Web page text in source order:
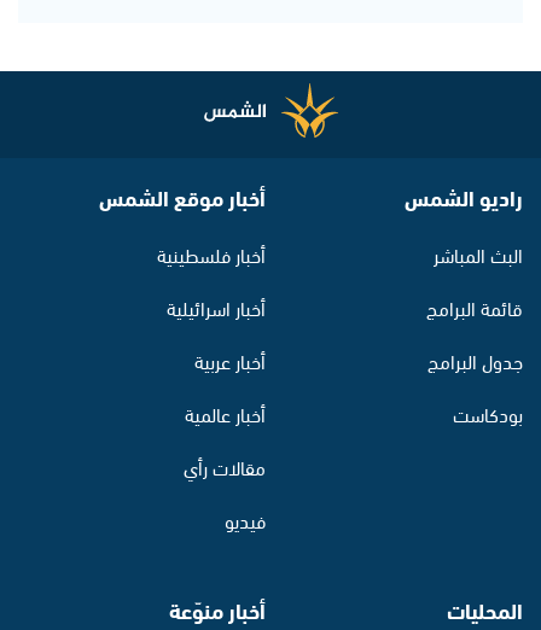
راديو الشمس
البث المباشر
قائمة البرامج
جدول البرامج
بودكاست
أخبار موقع الشمس
أخبار فلسطينية
أخبار اسرائيلية
أخبار عربية
أخبار عالمية
مقالات رأي
فيديو
المحليات أخبار منوّعة